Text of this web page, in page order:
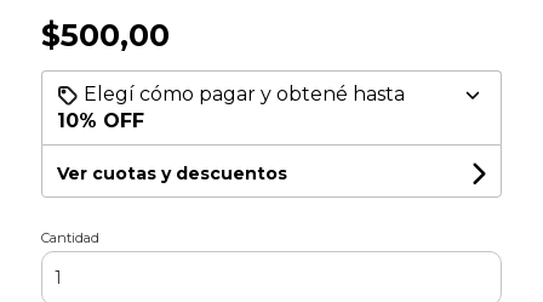
$500,00
Elegí cómo pagar y obtené hasta
10% OFF
Ver cuotas y descuentos
Cantidad